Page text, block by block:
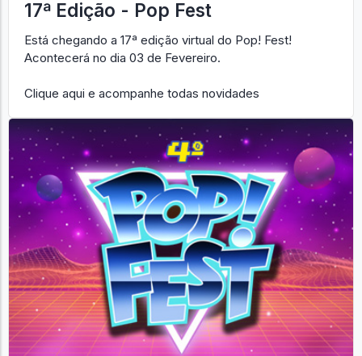
17ª Edição - Pop Fest
Está chegando a 17ª edição virtual do Pop! Fest!
Acontecerá no dia 03 de Fevereiro.
Clique aqui e acompanhe todas novidades